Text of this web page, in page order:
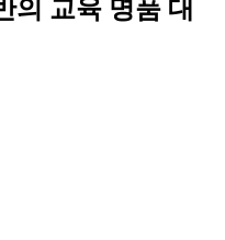
의 교육 명품 대